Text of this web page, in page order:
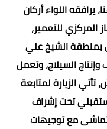
يرافقه اللواء أركان
للتعمير،
على مساحة 400 فدان بمنطقة الشيخ علي
السيلاج، وتعمل
تأتي الزيارة لمتابعة
تحت إشراف
مع توجيهات